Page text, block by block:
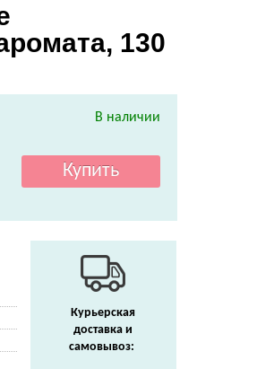
130
В наличии
Курьерская
доставка и
самовывоз: